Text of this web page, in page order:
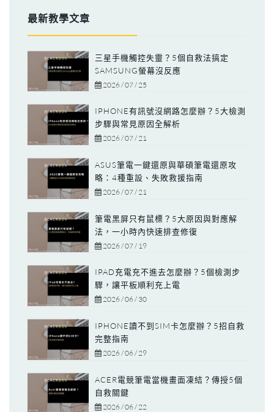
最新教學文章
三星手機觸控失靈？5個自救法搞定
SAMSUNG螢幕沒反應
2026 / 07 / 25
IPHONE有訊號沒網路怎麼辦？5大檢測
步驟與常見原因全解析
2026 / 07 / 21
ASUS筆電一鍵還原與華碩筆電還原攻
略：4種重設、失敗救援指南
2026 / 07 / 21
筆電黑屏只有鼠標？5大原因與對應解
法，一小時內快速排查修復
2026 / 07 / 19
IPAD充電充不進去怎麼辦？5個檢測步
驟，讓平板順利充上電
2026 / 06 / 30
IPHONE讀不到SIM卡怎麼辦？5招自救
完整指南
2026 / 06 / 29
ACER電競筆電當機畫面凍結？傳授5個
自救關鍵
2026 / 06 / 22